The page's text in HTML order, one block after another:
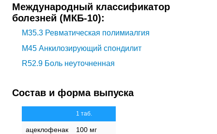
Международный классификатор
болезней (МКБ-10):
M35.3 Ревматическая полимиалгия
M45 Анкилозирующий спондилит
R52.9 Боль неуточненная
Состав и форма выпуска
1 таб.
ацеклофенак 100 мг